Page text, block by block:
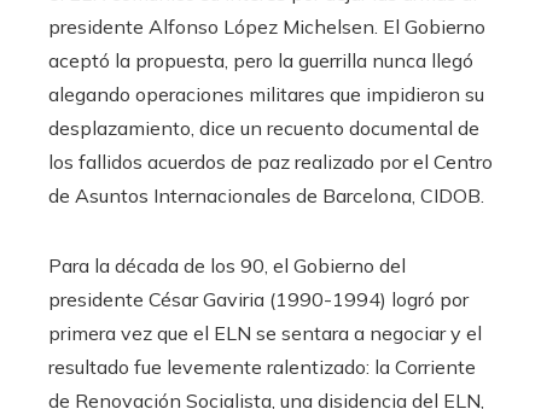
presidente Alfonso López Michelsen. El Gobierno
aceptó la propuesta, pero la guerrilla nunca llegó
alegando operaciones militares que impidieron su
desplazamiento, dice un recuento documental de
los fallidos acuerdos de paz realizado por el Centro
de Asuntos Internacionales de Barcelona, ​​CIDOB.
Para la década de los 90, el Gobierno del
presidente César Gaviria (1990-1994) logró por
primera vez que el ELN se sentara a negociar y el
resultado fue levemente ralentizado: la Corriente
de Renovación Socialista, una disidencia del ELN,